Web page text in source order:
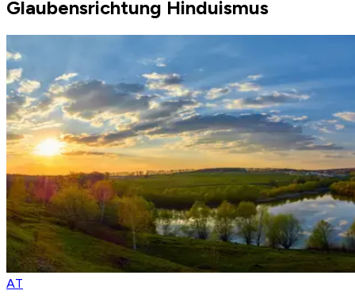
Glaubensrichtung Hinduismus
AT